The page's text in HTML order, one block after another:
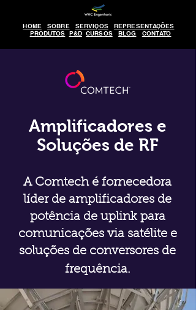
HOME SOBRE SERVIÇOS
REPRESENTAÇÕES
PRODUTOS P&D CURSOS BLOG CONTATO
Amplificadores e
Soluções de RF
A Comtech é fornecedora
líder de amplificadores de
potência de uplink para
comunicações via satélite e
soluções de conversores de
frequência.